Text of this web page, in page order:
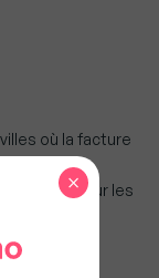
où la facture
vraiment pour les
des 600
×